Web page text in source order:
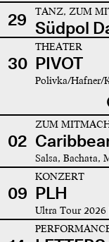
29 TANZ, ZUM
Südpol
30
THEATER
PIVOT
Polivka/Hafner/
02
ZUM
Salsa, Bachata,
09
KONZERT
PLH
Ultra Tour 2026